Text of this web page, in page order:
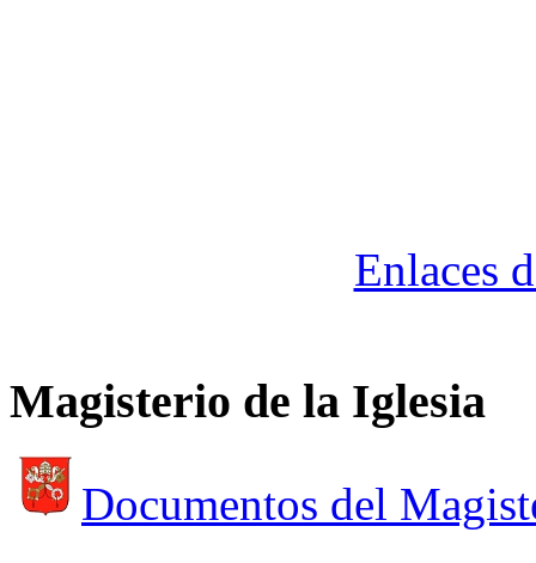
Enlaces
Magisterio de la Iglesia
Documentos del